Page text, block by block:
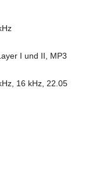
I und II, MP3
16 kHz, 22.05